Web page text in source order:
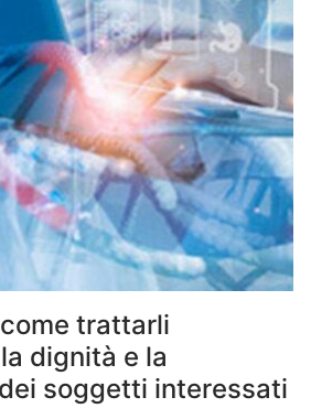
trattarli
dignità e la
soggetti interessati